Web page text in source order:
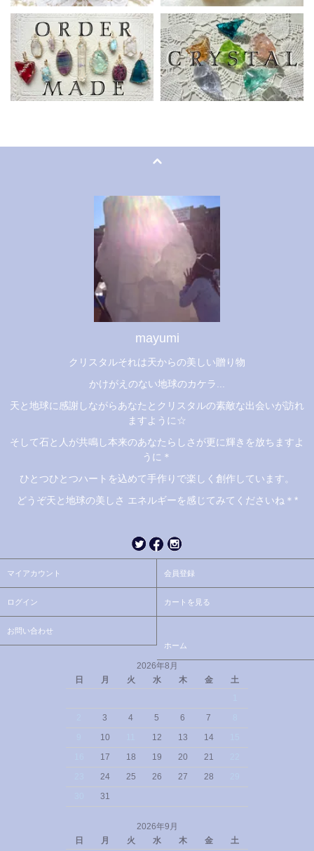
mayumi
クリスタルそれは天からの美しい贈り物
かけがえのない地球のカケラ...
天と地球に感謝しながらあなたとクリスタルの素敵な出会いが訪れ
ますように☆
そして石と人が共鳴し本来のあなたらしさが更に輝きを放ちますよ
うに＊
ひとつひとつハートを込めて手作りで楽しく創作しています。
どうぞ天と地球の美しさ エネルギーを感じてみてくださいね＊*
マイアカウント 会員登録
ログイン カートを見る
お問い合わせ
ホーム
2026年8月
日
月 火 水 木 金
土
3 4 5 6 7
10 12 13 14
17 18 19 20 21
24 25 26 27 28
31
2026年9月
日
月 火 水 木 金 土